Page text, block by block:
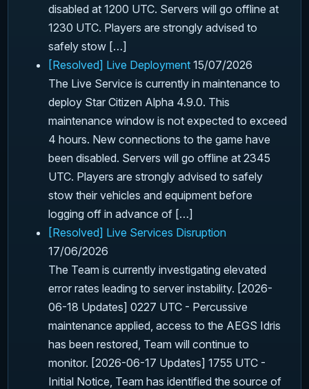
disabled at 1200 UTC. Servers will go offline at
1230 UTC. Players are strongly advised to
safely stow […]
[Resolved] Live Deployment 15/07/2026
The Live Service is currently in maintenance to
deploy Star Citizen Alpha 4.9.0. This
maintenance window is not expected to exceed
4 hours. New connections to the game have
been disabled. Servers will go offline at 2345
UTC. Players are strongly advised to safely
stow their vehicles and equipment before
logging off in advance of […]
[Resolved] Live Services Disruption
17/06/2026
The Team is currently investigating elevated
error rates leading to server instability. [2026-
06-18 Updates] 0227 UTC - Percussive
maintenance applied, access to the AEGS Idris
has been restored, Team will continue to
monitor. [2026-06-17 Updates] 1755 UTC -
Initial Notice, Team has identified the source of